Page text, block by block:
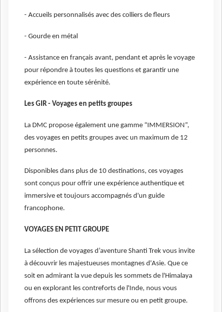
- Accueils personnalisés avec des colliers de fleurs
- Gourde en métal
- Assistance en français avant, pendant et après le voyage
pour répondre à toutes les questions et garantir une
expérience en toute sérénité.
Les GIR - Voyages en petits groupes
La DMC propose également une gamme “IMMERSION”,
des voyages en petits groupes avec un maximum de 12
personnes.
Disponibles dans plus de 10 destinations, ces voyages
sont conçus pour offrir une expérience authentique et
immersive et toujours accompagnés d'un guide
francophone.
VOYAGES EN PETIT GROUPE
La sélection de voyages d’aventure Shanti Trek vous invite
à découvrir les majestueuses montagnes d'Asie. Que ce
soit en admirant la vue depuis les sommets de l'Himalaya
ou en explorant les contreforts de l'Inde, nous vous
offrons des expériences sur mesure ou en petit groupe.